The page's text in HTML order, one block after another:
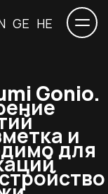
GE HE
Gonio.
и
для